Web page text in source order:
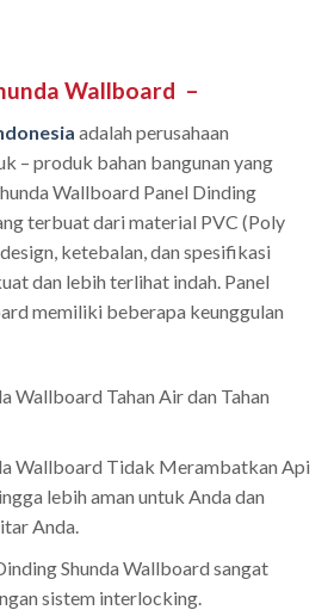
Wallboard –
adalah perusahaan
– produk bahan bangunan yang
Wallboard Panel Dinding
terbuat dari material PVC (Poly
ketebalan, dan spesifikasi
dan lebih terlihat indah. Panel
memiliki beberapa keunggulan
Wallboard Tahan Air dan Tahan
Wallboard Tidak Merambatkan Api
lebih aman untuk Anda dan
Anda.
Shunda Wallboard sangat
sistem interlocking.